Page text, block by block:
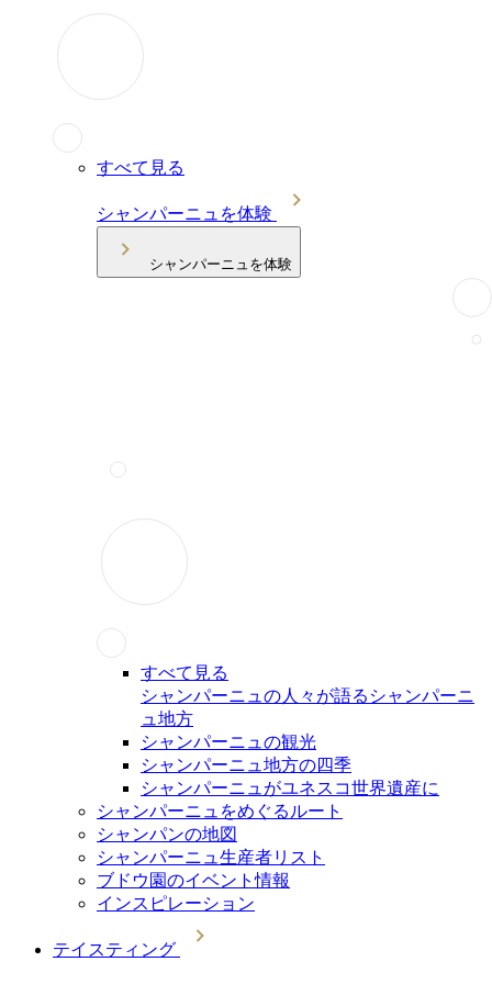
すべて見る
シャンパーニュを体験
シャンパーニュを体験
すべて見る
シャンパーニュの人々が語るシャンパーニ
ュ地方
シャンパーニュの観光
シャンパーニュ地方の四季
シャンパーニュがユネスコ世界遺産に
シャンパーニュをめぐるルート
シャンパンの地図
シャンパーニュ生産者リスト
ブドウ園のイベント情報
インスピレーション
テイスティング